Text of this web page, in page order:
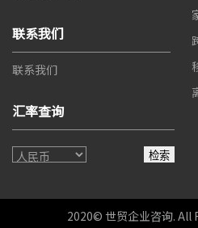
联系我们
联系我们
汇率查询
检索
2020© 世贸企业咨询. All